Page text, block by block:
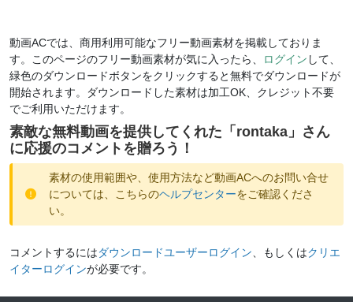
動画ACでは、商用利用可能なフリー動画素材を掲載しておりま
す。このページのフリー動画素材が気に入ったら、
ログイン して、
緑色のダウンロードボタンをクリックすると無料でダウンロードが
開始されます。ダウンロードした素材は加工OK、クレジット不要
でご利用いただけます。
素敵な無料動画を提供してくれた「 rontaka 」さん
に応援のコメントを贈ろう！
素材の使用範囲や、使用方法など動画ACへのお問い合せ
については、こちらのヘルプセンターをご確認くださ
い。
コメントするにはダウンロードユーザーログイン 、もしくはクリエ
イターログインが必要です。